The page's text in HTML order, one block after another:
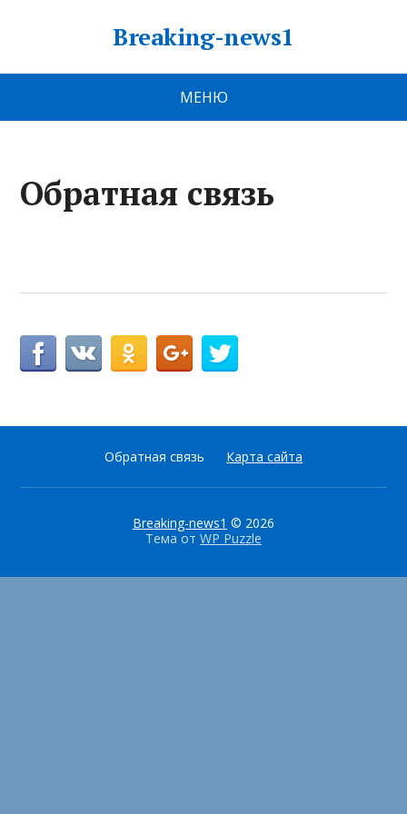
Breaking-news1
МЕНЮ
Обратная связь
Обратная связь Карта сайта
Breaking-news1 © 2026
Тема от WP Puzzle